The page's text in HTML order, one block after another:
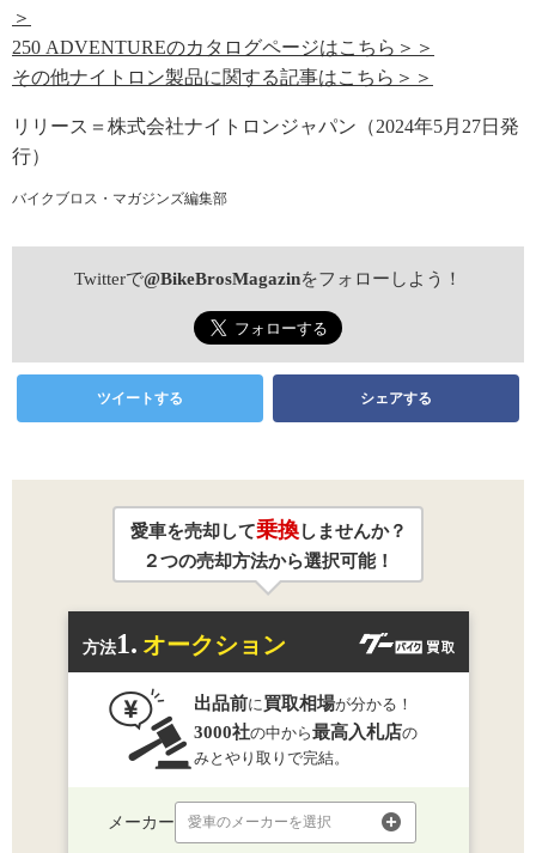
＞
250 ADVENTUREのカタログページはこちら＞＞
その他ナイトロン製品に関する記事はこちら＞＞
リリース＝株式会社ナイトロンジャパン（2024年5月27日発
行）
バイクブロス・マガジンズ編集部
Twitterで@BikeBrosMagazinをフォローしよう！
ツイートする シェアする
愛車を売却して乗換しませんか？
２つの売却方法から選択可能！
方法1. オークション
出品前に買取相場が分かる！
3000社の中から最高入札店の
みとやり取りで完結。
メーカー 愛車のメーカーを選択